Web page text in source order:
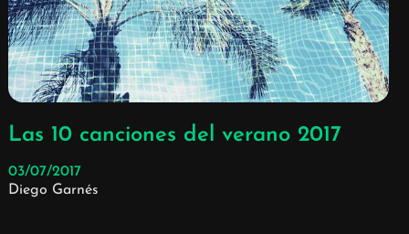
Las 10 canciones del verano 2017
03/07/2017
Diego Garnés